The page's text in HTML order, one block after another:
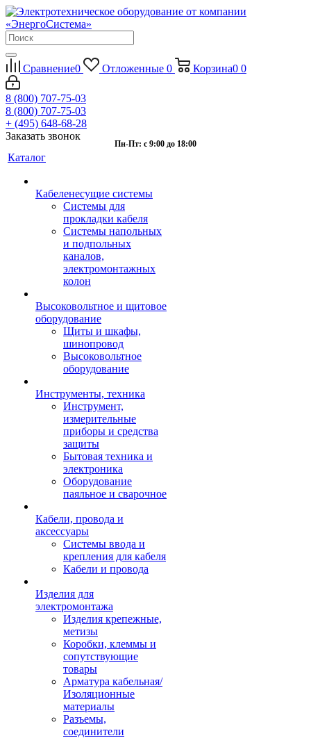
Сравнение0 Отложенные 0 Корзина0 0
8 (800) 707-75-03
8 (800) 707-75-03
+ (495) 648-68-28
Заказать звонок
Пн-Пт: с 9:00 до 18:00
Каталог
Кабеленесущие системы
Системы для
прокладки кабеля
Системы напольных
и подпольных
каналов,
электромонтажных
колон
Высоковольтное и щитовое
оборудование
Щиты и шкафы,
шинопровод
Высоковольтное
оборудование
Инструменты, техника
Инструмент,
измерительные
приборы и средства
защиты
Бытовая техника и
электроника
Оборудование
паяльное и сварочное
Кабели, провода и
аксессуары
Системы ввода и
крепления для кабеля
Кабели и провода
Изделия для
электромонтажа
Изделия крепежные,
метизы
Коробки, клеммы и
сопутствующие
товары
Арматура кабельная/
Изоляционные
материалы
Разъемы,
соединители